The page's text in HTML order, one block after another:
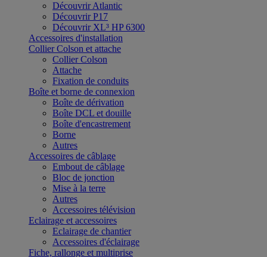
Découvrir Atlantic
Découvrir P17
Découvrir XL³ HP 6300
Accessoires d'installation
Collier Colson et attache
Collier Colson
Attache
Fixation de conduits
Boîte et borne de connexion
Boîte de dérivation
Boîte DCL et douille
Boîte d'encastrement
Borne
Autres
Accessoires de câblage
Embout de câblage
Bloc de jonction
Mise à la terre
Autres
Accessoires télévision
Eclairage et accessoires
Eclairage de chantier
Accessoires d'éclairage
Fiche, rallonge et multiprise